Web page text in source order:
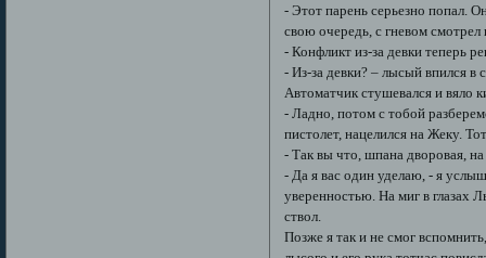
- Этот парень серьезно попал.
свою очередь, с гневом смотрел
- Конфликт из-за девки теперь
- Из-за девки? – лысый впился в
Автоматчик стушевался и вяло
- Ладно, потом с тобой
пистолет, нацелился на Жеку.
- Так вы что, шпана дворовая,
- Да я вас один уделаю, - я
уверенностью. На миг в глазах
ствол.
Позже я так и не смог